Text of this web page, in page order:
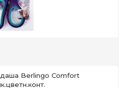
Berlingo Comfort